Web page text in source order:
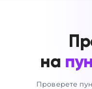
на
Проверете